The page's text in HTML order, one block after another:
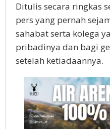
Ditulis secara ringkas
pers yang pernah
sahabat serta kolega
pribadinya dan bagi
setelah ketiadaannya.